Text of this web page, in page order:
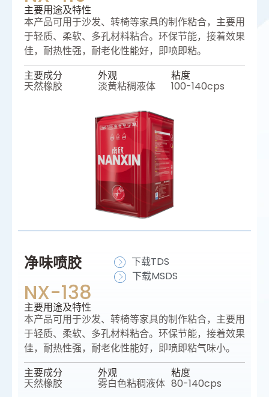
主要⽤途及特性
本产品可用于沙发、转椅等家具的制作粘合，主要用
于轻质、柔软、多孔材料粘合。环保节能，接着效果
佳，耐热性强，耐老化性能好，即喷即粘。
主要成分
天然橡胶
外观
淡黄粘稠液体
粘度
100-140cps
净味喷胶
下载TDS
下载MSDS
NX-138
主要⽤途及特性
本产品可用于沙发、转椅等家具的制作粘合，主要用
于轻质、柔软、多孔材料粘合。环保节能，接着效果
佳，耐热性强，耐老化性能好，即喷即粘气味小。
主要成分
天然橡胶
外观
雾白色粘稠液体
粘度
80-140cps